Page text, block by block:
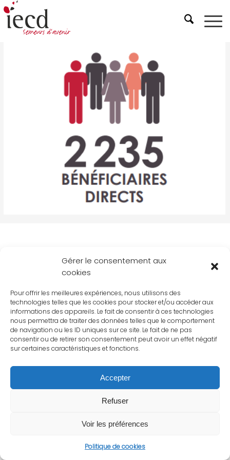
Gérer le consentement aux
cookies
Pour offrir les meilleures expériences, nous utilisons des
technologies telles que les cookies pour stocker et/ou accéder aux
informations des appareils. Le fait de consentir à ces technologies
nous permettra de traiter des données telles que le comportement
de navigation ou les ID uniques sur ce site. Le fait de ne pas
consentir ou de retirer son consentement peut avoir un effet négatif
sur certaines caractéristiques et fonctions.
Accepter
Refuser
Voir les préférences
Politique de cookies